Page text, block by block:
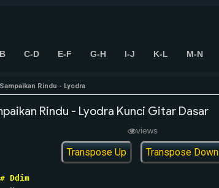
C-D E-F G-H I-J K-L M-N
Sampaikan Rindu - Lyodra
Rindu - Lyodra Kunci Gitar Dasar
views
Transpose Up Transpose Down
Ddim